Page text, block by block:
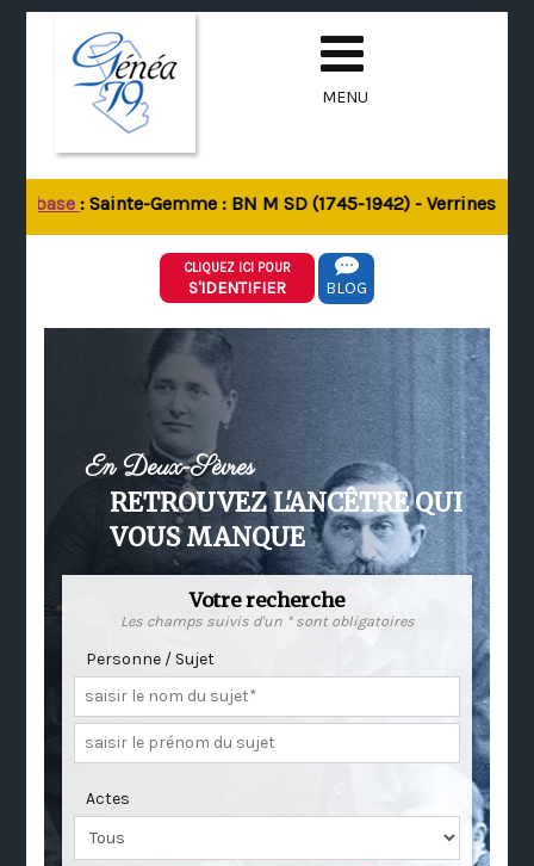
MENU
base: Sainte-Gemme : BN M SD (1745-1942) - Verrines-
CLIQUEZ ICI POUR
S'IDENTIFIER BLOG
En Deux-Sèvres
RETROUVEZ L'ANCÊTRE QUI
VOUS MANQUE
Votre recherche
Les champs suivis d'un * sont obligatoires
Personne / Sujet
Actes